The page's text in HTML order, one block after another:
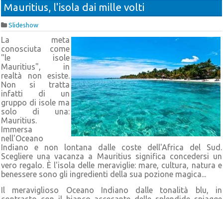
Mauritius, l'isola dai mille volti
Slideshow
La meta
conosciuta come
"le isole
Mauritius", in
realtà non esiste.
Non si tratta
infatti di un
gruppo di isole ma
solo di una:
Mauritius.
Immersa
nell'Oceano
Indiano e non lontana dalle coste dell'Africa del Sud.
Scegliere una vacanza a Mauritius significa concedersi un
vero regalo. È l'isola delle meraviglie: mare, cultura, natura e
benessere sono gli ingredienti della sua pozione magica...
Il meraviglioso Oceano Indiano dalle tonalità blu, in